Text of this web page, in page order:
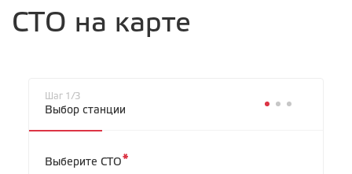
СТО на карте
Шаг 1/3
Выбор станции
Выберите СТО*